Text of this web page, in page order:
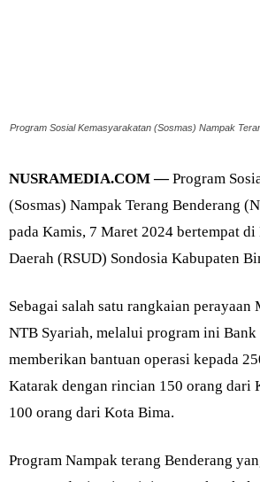
Program Sosial Kemasyarakatan (Sosmas) Nampak
NUSRAMEDIA.COM —Program
(Sosmas) Nampak Terang Benderang
pada Kamis, 7 Maret 2024 bertempat di
Daerah (RSUD) Sondosia Kabupaten
Sebagai salah satu rangkaian
NTB Syariah, melalui program ini Bank
memberikan bantuan operasi kepada
Katarak dengan rincian 150 orang dari
100 orang dari Kota Bima.
Program Nampak terang Benderang